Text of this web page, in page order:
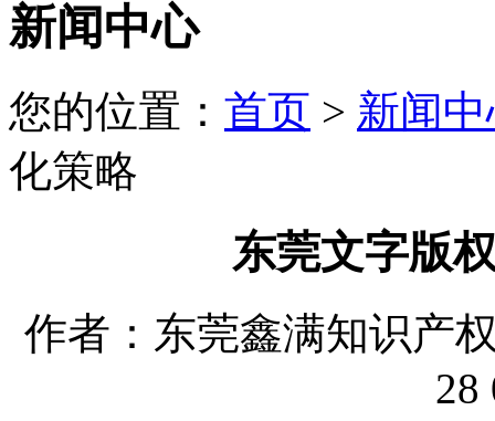
新闻中心
您的位置： 首页 > 新闻
化策略
东莞文字版
作者：东莞鑫满知识产
28